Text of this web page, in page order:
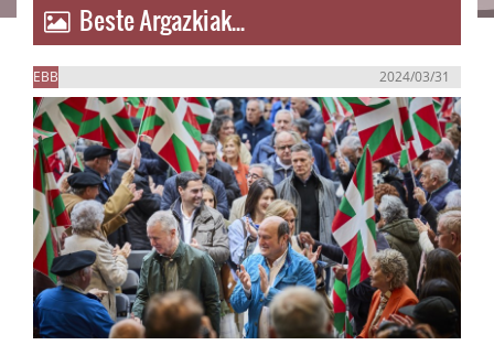
Beste Argazkiak...
EBB 2024/03/31